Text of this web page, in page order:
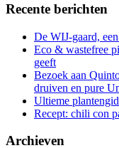
Recente berichten
De WIJ-gaard,
Eco & wastefree
geeft
Bezoek aan
druiven en pure
Ultieme
Recept: chili con
Archieven